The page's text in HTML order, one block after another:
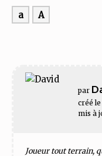
a A
par
créé le
mis à
Joueur tout terrain,